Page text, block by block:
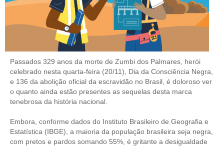
CONTRIBUIÇÕES
CONTRIBUIÇÃO ASSISTENCIAL
CONTRIBUIÇÃO ASSOCIATIVA OU ANUIDADE DE SÓCIO
CONTRIBUIÇÃO SINDICAL URBANA
REVISÃO DE APOSENTADORIA
FGTS CORREÇÃO
Passados 329 anos da morte de Zumbi dos Palmares, herói
celebrado nesta quarta-feira (20/11), Dia da Consciência Negra,
e 136 da abolição oficial da escravidão no Brasil, é doloroso ver
o quanto ainda estão presentes as sequelas desta marca
tenebrosa da história nacional.
Embora, conforme dados do Instituto Brasileiro de Geografia e
Estatística (IBGE), a maioria da população brasileira seja negra,
com pretos e pardos somando 55%, é gritante a desigualdade